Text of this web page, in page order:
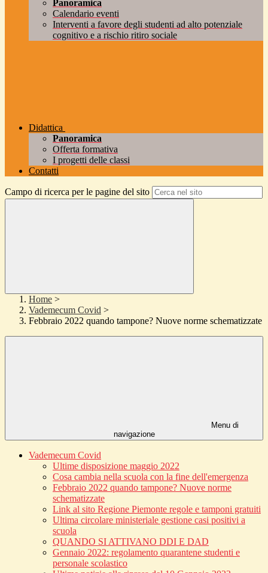
Panoramica
Calendario eventi
Interventi a favore degli studenti ad alto potenziale
cognitivo e a rischio ritiro sociale
Didattica
Panoramica
Offerta formativa
I progetti delle classi
Contatti
Campo di ricerca per le pagine del sito
Home >
Vademecum Covid >
Febbraio 2022 quando tampone? Nuove norme schematizzate
Menu di
navigazione
Vademecum Covid
Ultime disposizione maggio 2022
Cosa cambia nella scuola con la fine dell'emergenza
Febbraio 2022 quando tampone? Nuove norme
schematizzate
Link al sito Regione Piemonte regole e tamponi gratuiti
Ultima circolare ministeriale gestione casi positivi a
scuola
QUANDO SI ATTIVANO DDI E DAD
Gennaio 2022: regolamento quarantene studenti e
personale scolastico